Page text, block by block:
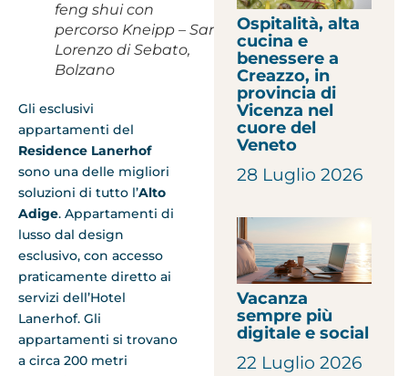
feng shui con
percorso Kneipp – San
Lorenzo di Sebato,
Bolzano
Gli esclusivi
appartamenti del
Residence Lanerhof
sono una delle migliori
soluzioni di tutto l’Alto
Adige. Appartamenti di
lusso dal design
esclusivo, con accesso
praticamente diretto ai
servizi dell’Hotel
Lanerhof. Gli
appartamenti si trovano
a circa 200 metri
Ospitalità, alta
cucina e
benessere a
Creazzo, in
provincia di
Vicenza nel
cuore del
Veneto
28 Luglio 2026
Vacanza
sempre più
digitale e social
22 Luglio 2026